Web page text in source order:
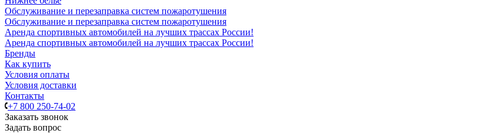
Обслуживание и перезаправка систем пожаротушения
Обслуживание и перезаправка систем пожаротушения
Аренда спортивных автомобилей на лучших трассах России!
Аренда спортивных автомобилей на лучших трассах России!
Бренды
Как купить
Условия оплаты
Условия доставки
Контакты
+7 800 250-74-02
Заказать звонок
Задать вопрос